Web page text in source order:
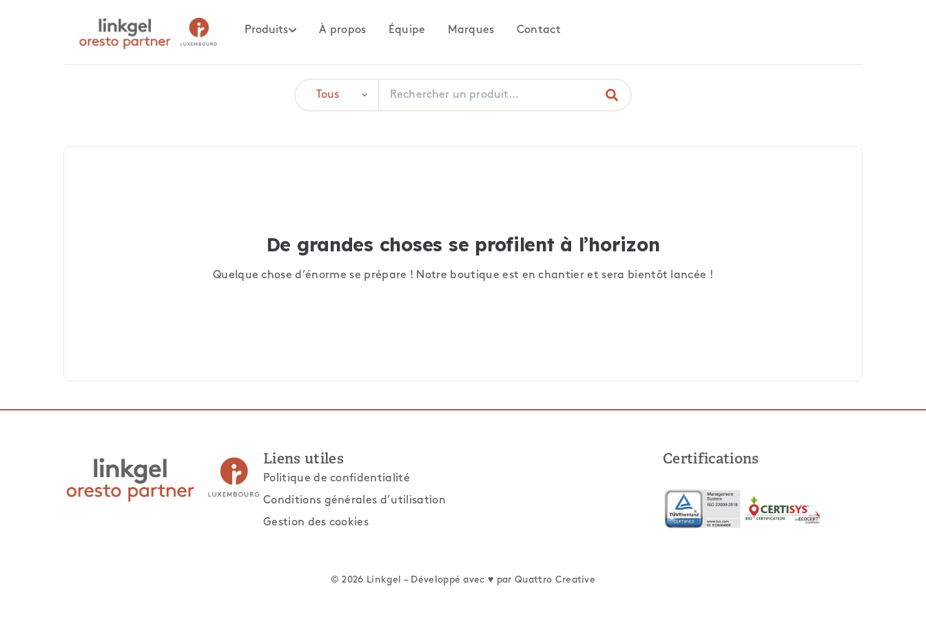
Produits À propos Équipe Marques Contact
De grandes choses se profilent à l’horizon
Quelque chose d’énorme se prépare ! Notre boutique est en chantier et sera bientôt lancée !
Liens utiles
Politique de confidentialité
Conditions générales d’utilisation
Gestion des cookies
Certifications
© 2026 Linkgel – Développé avec ♥ parQuattro Creative